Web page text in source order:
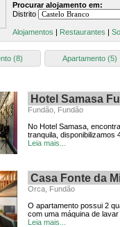
Procurar alojamento em:
Distrito
Alojamentos | Restaurantes |
(8) Apartamento (5)
Hotel Samasa
Fundão, Fundão
No Hotel Samasa,
tranquila, disponibilizamos
Leia mais...
Casa Fonte da
Orca, Fundão
O apartamento possui 2
com uma máquina de lavar
Leia mais...